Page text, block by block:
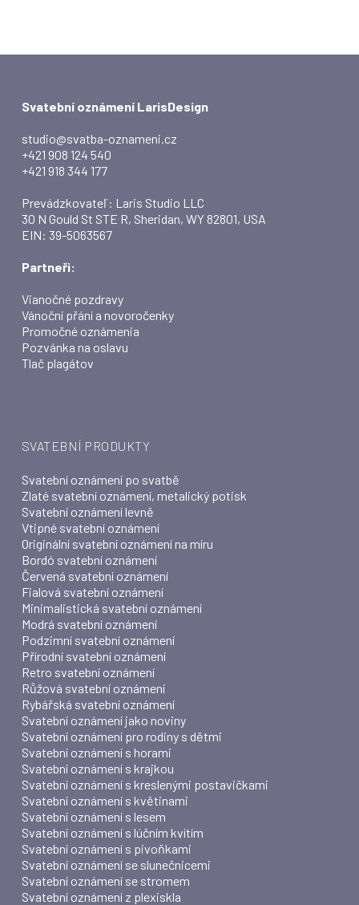
Svatební oznámení LarisDesign
studio@svatba-oznameni.cz
+421 908 124 540
+421 918 344 177
Prevádzkovateľ: Laris Studio LLC
30 N Gould St STE R, Sheridan, WY 82801, USA
EIN: 39-5063567
Partneři:
Vianočné pozdravy
Vánoční přání a novoročenky
Promočné oznámenia
Pozvánka na oslavu
Tlač plagátov
SVATEBNÍ PRODUKTY
Svatební oznámení po svatbě
Zlaté svatební oznámení, metalický potisk
Svatební oznámení levně
Vtipné svatební oznámení
Originální svatební oznámení na míru
Bordó svatební oznámení
Červená svatební oznámení
Fialová svatební oznámení
Minimalistická svatební oznámení
Modrá svatební oznámení
Podzimní svatební oznámení
Přírodní svatební oznámení
Retro svatební oznámení
Růžová svatební oznámení
Rybářská svatební oznámení
Svatební oznámení jako noviny
Svatební oznámení pro rodiny s dětmi
Svatební oznámení s horami
Svatební oznámení s krajkou
Svatební oznámení s kreslenými postavičkami
Svatební oznámení s květinami
Svatební oznámení s lesem
Svatební oznámení s lúčním kvítím
Svatební oznámení s pivoňkami
Svatební oznámení se slunečnicemi
Svatební oznámení se stromem
Svatební oznámení z plexiskla